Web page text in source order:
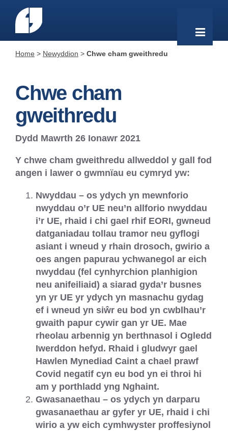
Home > Newyddion > Chwe cham gweithredu
Chwe cham
gweithredu
Dydd Mawrth 26 Ionawr 2021
Y chwe cham gweithredu allweddol y gall fod
angen i lawer o gwmnïau eu cymryd yw:
Nwyddau – os ydych yn mewnforio
nwyddau o’r UE neu’n allforio nwyddau
i’r UE, rhaid i chi gael rhif EORI, gwneud
datganiadau tollau tramor neu gyflogi
asiant i wneud y rhain drosoch, gwirio a
oes angen papurau ychwanegol ar eich
nwyddau (fel cynhyrchion planhigion
neu anifeiliaid) a siarad gyda’r busnes
yn yr UE yr ydych yn masnachu gydag
ef i wneud yn siŵr eu bod yn cwblhau’r
gwaith papur cywir gan yr UE. Mae
rheolau arbennig yn berthnasol i Ogledd
Iwerddon hefyd. Rhaid i gludwyr gael
Hawlen Mynediad Caint a chael prawf
Covid negatif cyn eu bod yn ei throi hi
am y porthladd yng Nghaint.
Gwasanaethau – os ydych yn darparu
gwasanaethau ar gyfer yr UE, rhaid i chi
wirio a yw eich cymhwyster proffesiynol